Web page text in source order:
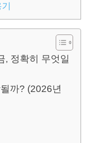
, 정확히 무엇일
까? (2026년